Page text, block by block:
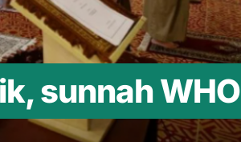
sunnah WHO